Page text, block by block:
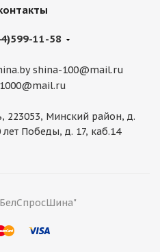
11-58
shina-100@mail.ru
223053, Минский район, д.
Победы, д. 17, каб.14